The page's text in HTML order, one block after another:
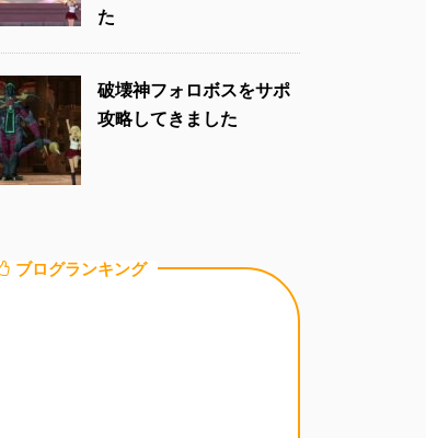
た
破壊神フォロボスをサポ
攻略してきました
ブログランキング